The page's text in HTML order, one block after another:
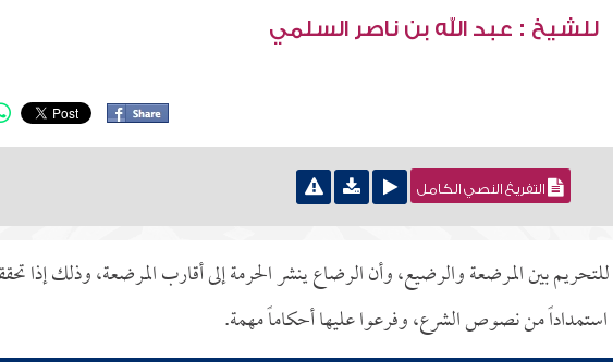
للشيخ : عبد الله بن ناصر السلمي
التفريغ النصي الكامل
بين المرضعة والرضيع، وأن الرضاع ينشر الحرمة إلى أقارب المرضعة، وذلك إذا
من نصوص الشرع، وفرعوا عليها أحكاماً مهمة.